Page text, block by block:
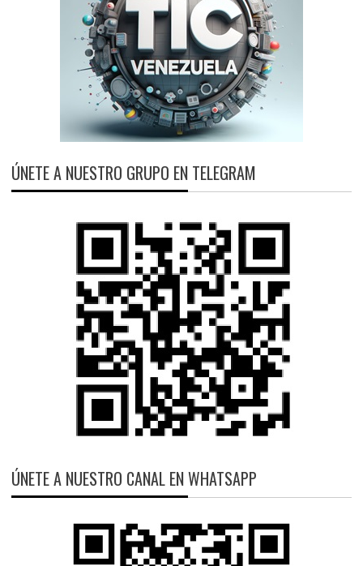
ÚNETE A NUESTRO GRUPO EN TELEGRAM
ÚNETE A NUESTRO CANAL EN WHATSAPP